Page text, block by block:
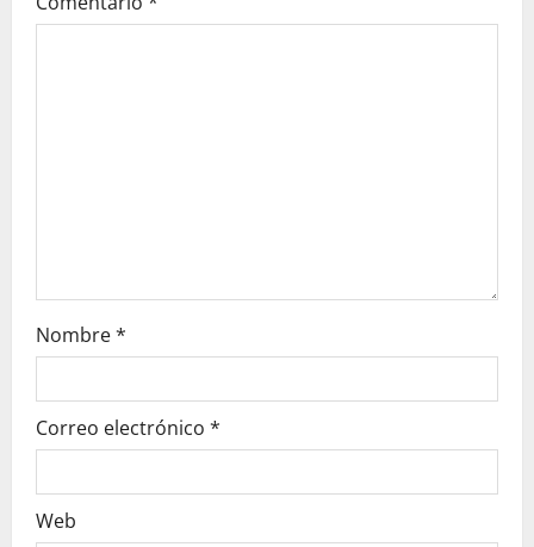
a
Nombre*
Correo electrónico *
Web